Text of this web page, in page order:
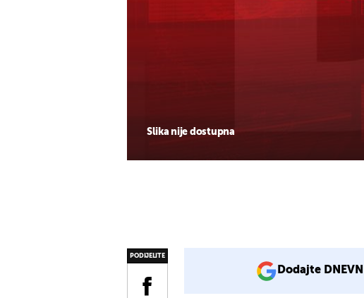
Slika nije dostupna
PODIJELITE
Dodajte